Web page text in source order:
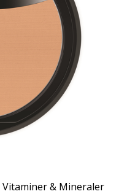
Vitaminer & Mineraler